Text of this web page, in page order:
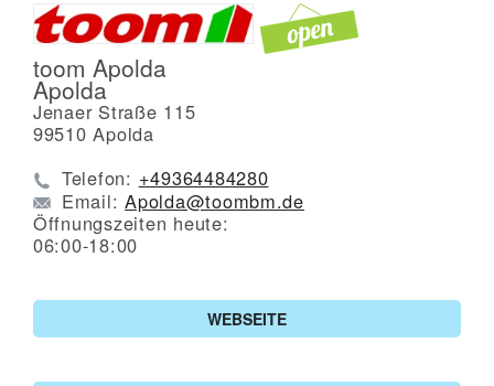
toom Apolda
Apolda
Jenaer Straße 115
99510 Apolda
Telefon: +49364484280
Email:Apolda@toombm.de
Öffnungszeiten heute:
06:00-18:00
WEBSEITE